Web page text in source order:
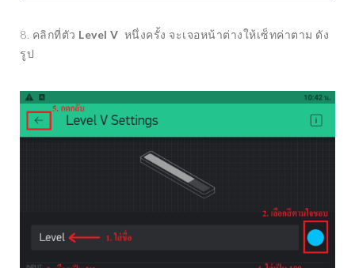
8. คลิกที่ตัว Level V หนึ่งครั้ง จะเจอหน้าต่างให้เซ็ทค่าตาม ดัง
รูป